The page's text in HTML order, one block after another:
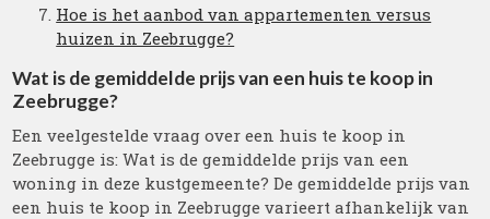
Hoe is het aanbod van appartementen versus
huizen in Zeebrugge?
Wat is de gemiddelde prijs van een huis te koop in
Zeebrugge?
Een veelgestelde vraag over een huis te koop in
Zeebrugge is: Wat is de gemiddelde prijs van een
woning in deze kustgemeente? De gemiddelde prijs van
een huis te koop in Zeebrugge varieert afhankelijk van